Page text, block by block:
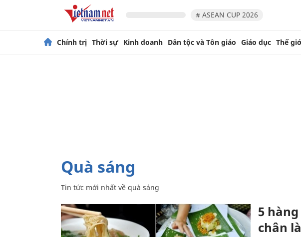
# ASEAN CUP 2026
Chính trị Thời sự Kinh doanh Dân tộc và Tôn giáo Giáo dục Thế
quà sáng
Tin tức mới nhất về quà sáng
5
chân